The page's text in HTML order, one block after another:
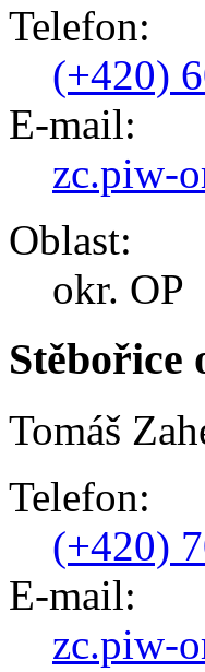
Telefon:
(+420)
E-mail:
zc.piw-
Oblast:
okr. OP
Stěbořice
Tomáš
Telefon:
(+420)
E-mail:
zc.piw-